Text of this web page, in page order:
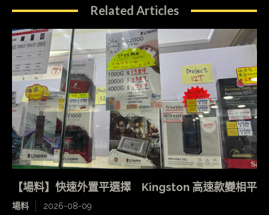
Related Articles
【場料】快速外置平選擇 Kingston 高速款變相平
場料 2026-08-09